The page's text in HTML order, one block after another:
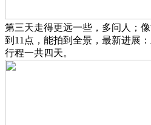
第三天走得更远一些，多问人；
到11点，能拍到全景，最新进展
行程一共四天。